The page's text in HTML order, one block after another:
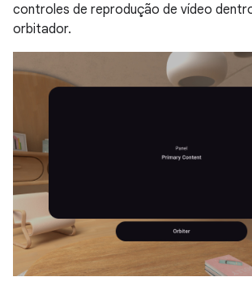
controles de reprodução de vídeo
orbitador.